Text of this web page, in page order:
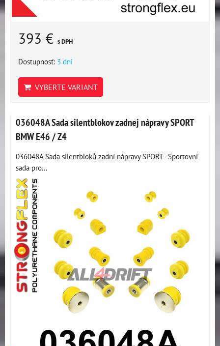
393 € s DPH
Dostupnosť: 3 dni
VYBERTE VARIANT
036048A Sada silentblokov zadnej nápravy SPORT
BMW E46 / Z4
036048A Sada silentbloků zadní nápravy SPORT - Sportovní
sada pro...